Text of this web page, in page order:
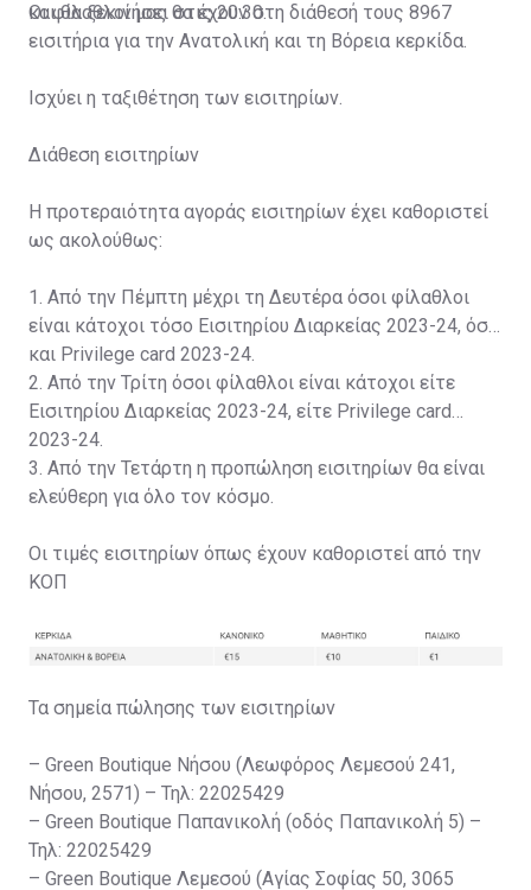
και θα ξεκινήσει στις 20:30.
Οι φίλαθλοί μας θα έχουν στη διάθεσή τους 8967
εισιτήρια για την Ανατολική και τη Βόρεια κερκίδα.
Ισχύει η ταξιθέτηση των εισιτηρίων.
Διάθεση εισιτηρίων
Η προτεραιότητα αγοράς εισιτηρίων έχει καθοριστεί
ως ακολούθως:
1. Από την Πέμπτη μέχρι τη Δευτέρα όσοι φίλαθλοι
είναι κάτοχοι τόσο Εισιτηρίου Διαρκείας 2023-24, όσο
και Privilege card 2023-24.
2. Από την Τρίτη όσοι φίλαθλοι είναι κάτοχοι είτε
Εισιτηρίου Διαρκείας 2023-24, είτε Privilege card
2023-24.
3. Από την Τετάρτη η προπώληση εισιτηρίων θα είναι
ελεύθερη για όλο τον κόσμο.
Οι τιμές εισιτηρίων όπως έχουν καθοριστεί από την
ΚΟΠ
Τα σημεία πώλησης των εισιτηρίων
– Green Boutique Νήσου (Λεωφόρος Λεμεσού 241,
Νήσου, 2571) – Τηλ: 22025429
– Green Boutique Παπανικολή (οδός Παπανικολή 5) –
Τηλ: 22025429
– Green Boutique Λεμεσού (Αγίας Σοφίας 50, 3065